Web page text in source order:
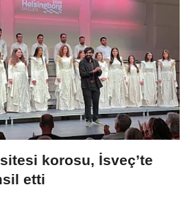
korosu, İsveç’te
etti